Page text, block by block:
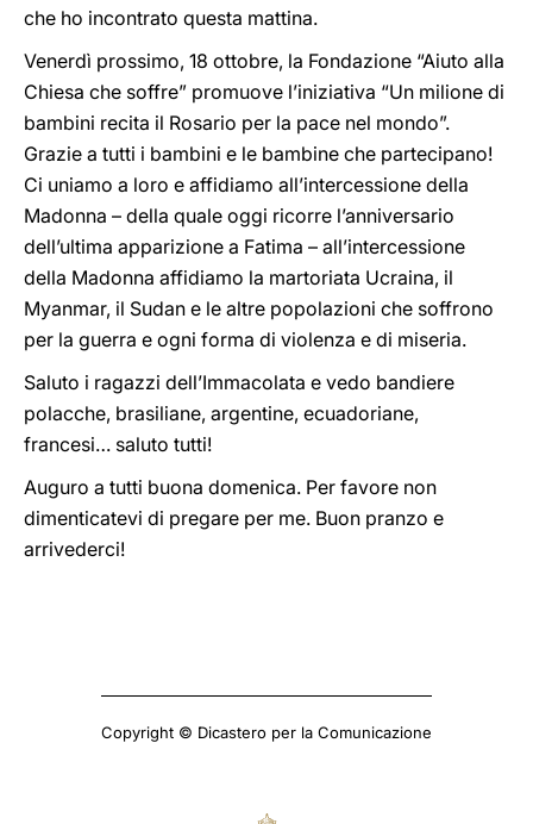
che ho incontrato questa mattina.
Venerdì prossimo, 18 ottobre, la Fondazione “Aiuto alla
Chiesa che soffre” promuove l’iniziativa “Un milione di
bambini recita il Rosario per la pace nel mondo”.
Grazie a tutti i bambini e le bambine che partecipano!
Ci uniamo a loro e affidiamo all’intercessione della
Madonna – della quale oggi ricorre l’anniversario
dell’ultima apparizione a Fatima – all’intercessione
della Madonna affidiamo la martoriata Ucraina, il
Myanmar, il Sudan e le altre popolazioni che soffrono
per la guerra e ogni forma di violenza e di miseria.
Saluto i ragazzi dell’Immacolata e vedo bandiere
polacche, brasiliane, argentine, ecuadoriane,
francesi… saluto tutti!
Auguro a tutti buona domenica. Per favore non
dimenticatevi di pregare per me. Buon pranzo e
arrivederci!
Copyright © Dicastero per la Comunicazione